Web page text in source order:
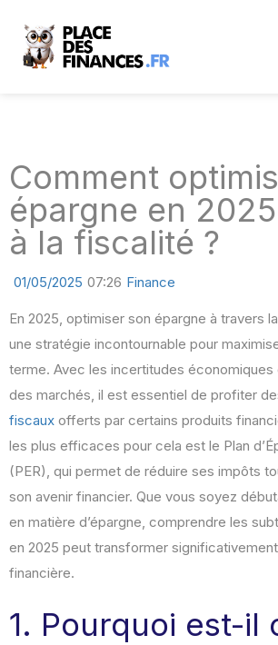
Comment
épargne en
à la fiscalité ?
01/05/2025 07:26 Finance
En 2025, optimiser son épargne à travers la
une stratégie incontournable pour
terme. Avec les incertitudes
des marchés, il est essentiel de profiter
fiscaux offerts par certains produits
les plus efficaces pour cela est le Plan
(PER), qui permet de réduire ses impôts
son avenir financier. Que vous soyez
en matière d’épargne, comprendre les
en 2025 peut transformer
financière.
1. Pourquoi est-il